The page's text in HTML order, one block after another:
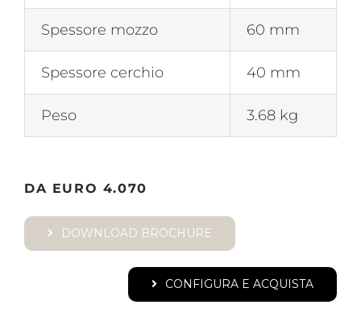
Spessore mozzo 60 mm
Spessore cerchio 40 mm
Peso 3.68 kg
DA EURO 4.070
DOWNLOAD BROCHURE
CONFIGURA E ACQUISTA